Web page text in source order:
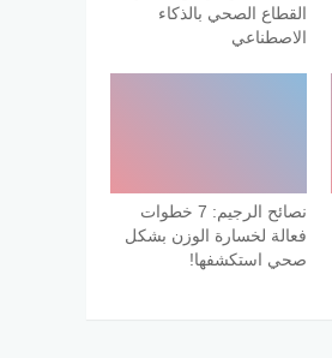
القطاع الصحي بالذكاء
الاصطناعي
نصائح الرجيم: 7 خطوات
فعالة لخسارة الوزن بشكل
صحي استكشفها!